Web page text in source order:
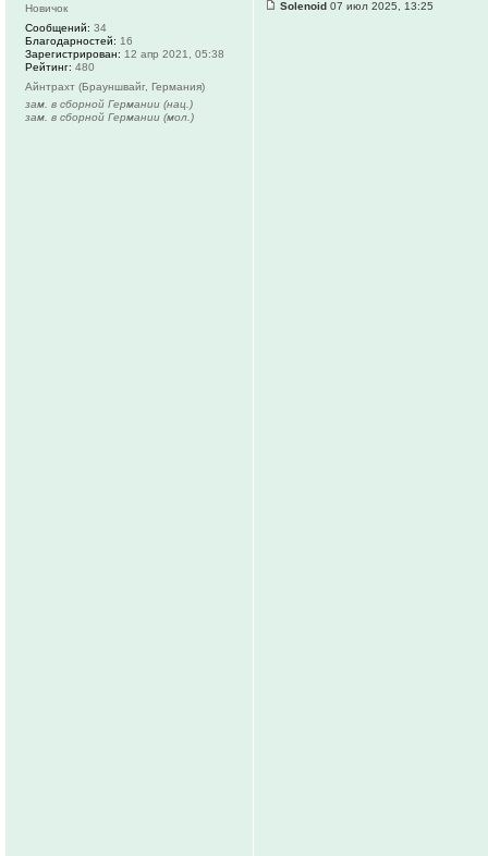
Solenoid 07 июл 2025, 13:25
Новичок
Сообщений: 34
Благодарностей: 16
Зарегистрирован: 12 апр 2021, 05:38
Рейтинг: 480
Айнтрахт (Брауншвайг, Германия)
зам. в сборной Германии (нац.)
зам. в сборной Германии (мол.)